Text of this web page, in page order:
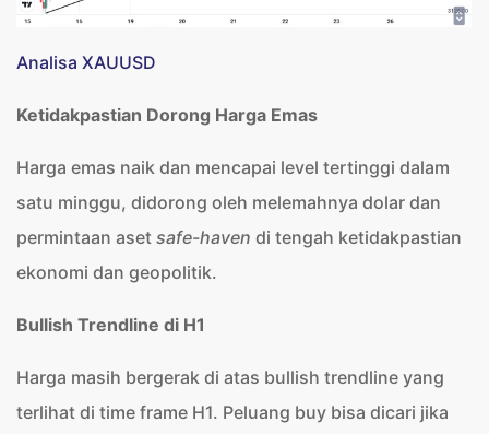
Analisa XAUUSD
Ketidakpastian Dorong Harga Emas
Harga emas naik dan mencapai level tertinggi dalam
satu minggu, didorong oleh melemahnya dolar dan
permintaan aset safe-haven di tengah ketidakpastian
ekonomi dan geopolitik.
Bullish Trendline di H1
Harga masih bergerak di atas bullish trendline yang
terlihat di time frame H1. Peluang buy bisa dicari jika